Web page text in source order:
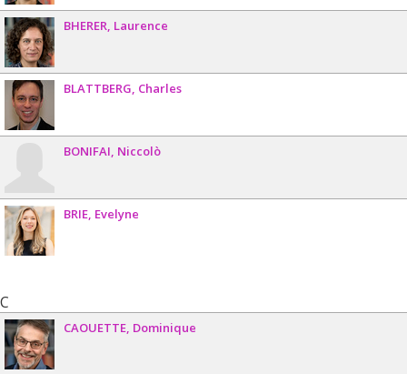
BHERER Laurence
BLATTBERG Charles
BONIFAI Niccolò
BRIE Evelyne
C
CAOUETTE Dominique